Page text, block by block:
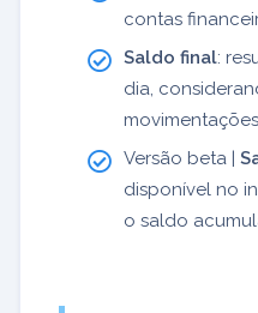
contas
Saldo final:
dia,
movimentações.
Versão beta |
disponível no
o saldo